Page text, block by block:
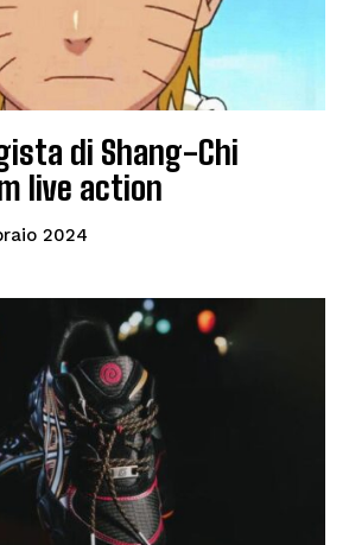
di Shang-Chi
live action
2024